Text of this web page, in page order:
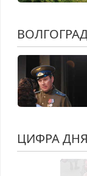
ЦИФРА ДНЯ